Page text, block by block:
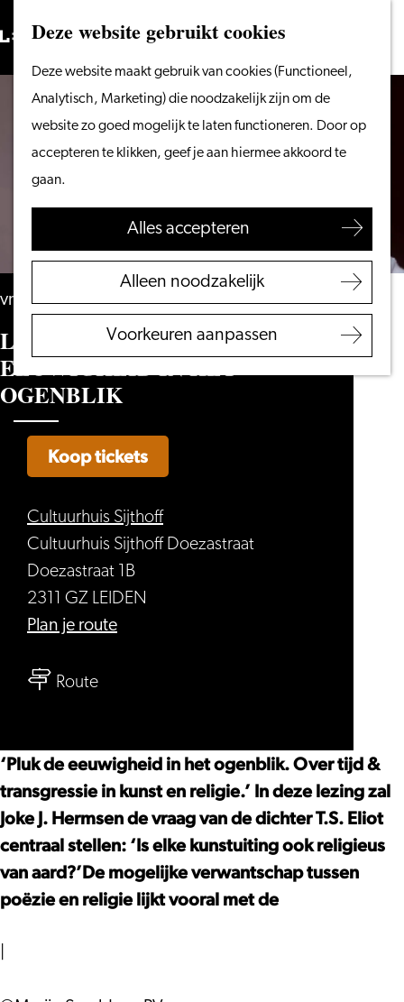
Deze website gebruikt cookies
Deze website maakt gebruik van cookies (Functioneel,
Analytisch, Marketing) die noodzakelijk zijn om de
website zo goed mogelijk te laten functioneren. Door op
accepteren te klikken, geef je aan hiermee akkoord te
gaan.
Alles accepteren
Alleen noodzakelijk
Voorkeuren aanpassen
Ga
naar
homepage
Menu
ZoekenVanaf het water
wandelen
Winkelen
Eten & drinken
Met kinderen
VVV Leiden
Bereikbaarheid
Regio Leiden
Zoeken
vrijdag 18 september
LEZING, PLUK DE
EEUWIGHEID IN HET
OGENBLIK
Cultuurhuis Sijthoff
Cultuurhuis Sijthoff Doezastraat
Doezastraat 1B
2311 GZ LEIDEN
Plan je routenaar
IN
HET
OGENBLIK
Routenaar
DE
EEUWIGHEID
IN
HET
OGENBLIK
Koop tickets
‘Pluk de eeuwigheid in het ogenblik. Over tijd &
transgressie in kunst en religie.’ In deze lezing zal
Joke J. Hermsen de vraag van de dichter T.S. Eliot
centraal stellen: ‘Is elke kunstuiting ook religieus
van aard?’De mogelijke verwantschap tussen
poëzie en religie lijkt vooral met de